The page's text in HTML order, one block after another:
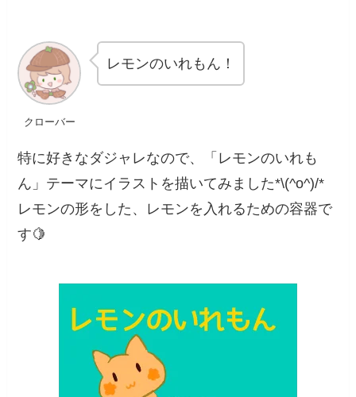
クローバー
レモンのいれもん！
特に好きなダジャレなので、「レモンのいれも
ん」テーマにイラストを描いてみました*\(^o^)/*
レモンの形をした、レモンを入れるための容器で
す🍋